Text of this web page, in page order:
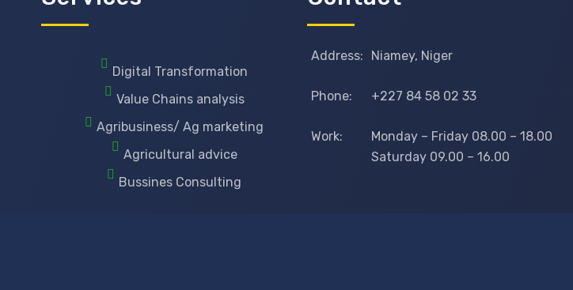
Digital Transformation
Value Chains analysis
Agribusiness/ Ag marketing
Agricultural advice
Bussines Consulting
Address: Niamey, Niger
Phone: +227 84 58 02 33
Work:
Monday – Friday 08.00 – 18.00
Saturday 09.00 – 16.00